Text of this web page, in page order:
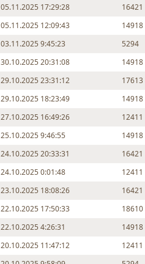
05.11.2025 17:29:28
16421
05.11.2025 12:09:43
14918
03.11.2025 9:45:23
5294
30.10.2025 20:31:08
14918
29.10.2025 23:31:12
17613
29.10.2025 18:23:49
14918
27.10.2025 16:49:26
12411
25.10.2025 9:46:55
14918
24.10.2025 20:33:31
16421
24.10.2025 0:01:48
12411
23.10.2025 18:08:26
16421
22.10.2025 17:50:33
18610
22.10.2025 4:26:31
14918
20.10.2025 11:47:12
12411